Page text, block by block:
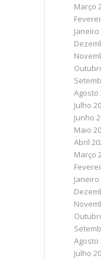
Março
Janeiro
Agosto
Julho
Junho
Maio
Abril
Março
Janeiro
Agosto
Julho